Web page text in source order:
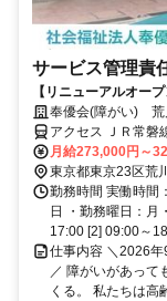
サービス管理責
【リニューアルオー
念しながらあなたの
奉優会(障がい) 荒
アクセス ＪＲ常磐
北千住方面ホーム
前徒歩約11分
月給273,000円～
東京都東京23区荒
勤務時間 実働時間
日 ・勤務曜日：月
17:00 [2] 09:00～
仕事内容 ＼2026年
／ 障がいがあって
くる。 私たちは高